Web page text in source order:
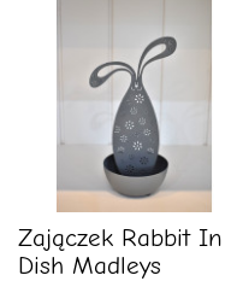
Zajączek Rabbit In
Dish Madleys